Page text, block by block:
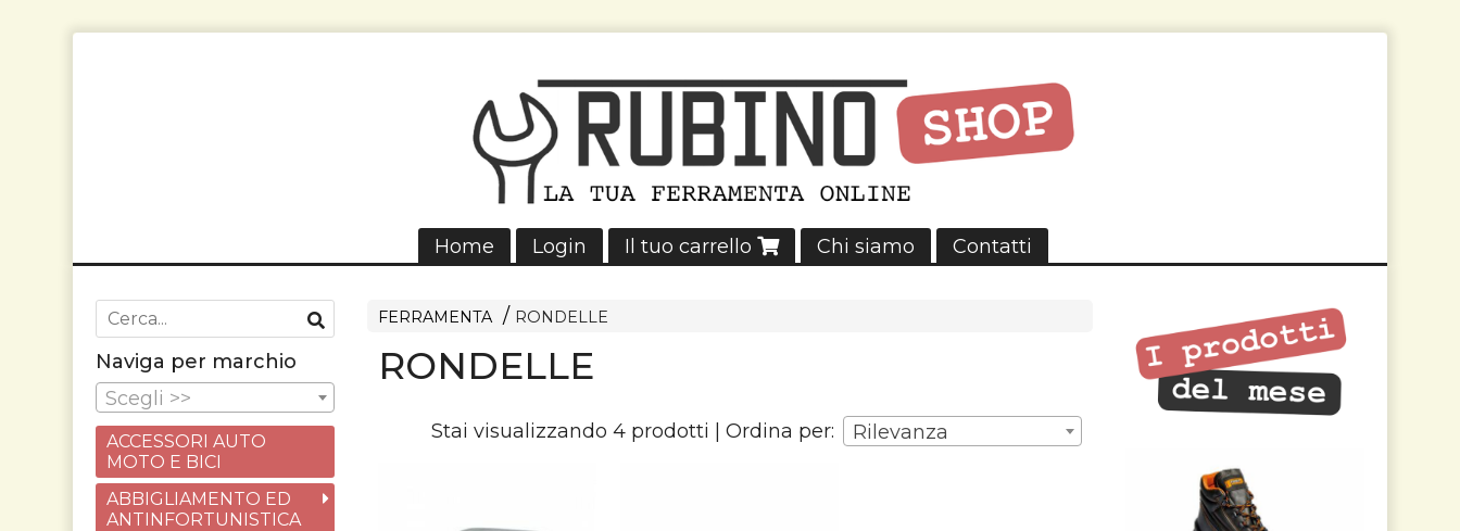
Home Login Il tuo carrello Chi siamo Contatti
FERRAMENTA RONDELLE
RONDELLE
Stai visualizzando 4 prodotti | Ordina per: Rilevanza
Naviga per marchio
Scegli >>
ACCESSORI AUTO
MOTO E BICI
ABBIGLIAMENTO ED
ANTINFORTUNISTICA